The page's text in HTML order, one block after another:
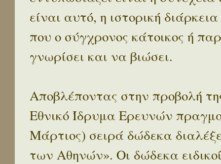
είναι αυτό, η ιστορική
που ο σύγχρονος κάτοικος ή
γνωρίσει και να βιώσει.
Αποβλέποντας στην προβολή
Εθνικό Ίδρυμα Ερευνών
Μάρτιος) σειρά δώδεκα
των Αθηνών». Οι δώδεκα